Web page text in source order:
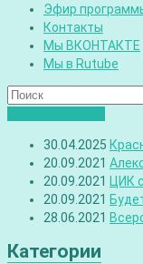
Эфир
Контакты
Мы ВКОНТАКТЕ
Мы в Rutube
30.04.2025
20.09.2021
20.09.2021 ЦИК
20.09.2021
28.06.2021
Категории